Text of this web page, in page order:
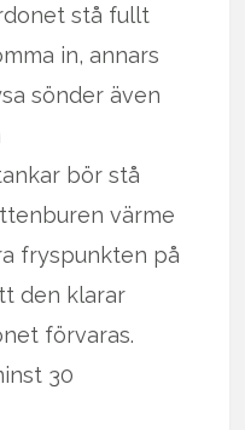
stå fullt
in, annars
sönder även
bör stå
värme
fryspunkten på
den klarar
förvaras.
30